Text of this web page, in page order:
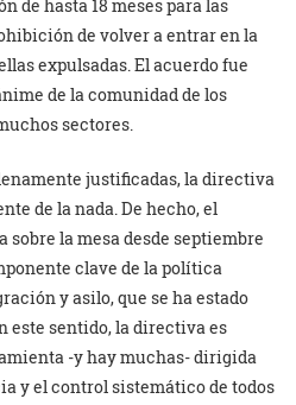
de hasta 18 meses para las
de volver a entrar en la
expulsadas. El acuerdo fue
de la comunidad de los
sectores.
justificadas, la directiva
de la nada. De hecho, el
la mesa desde septiembre
clave de la política
y asilo, que se ha estado
este sentido, la directiva es
-y hay muchas- dirigida
y el control sistemático de todos